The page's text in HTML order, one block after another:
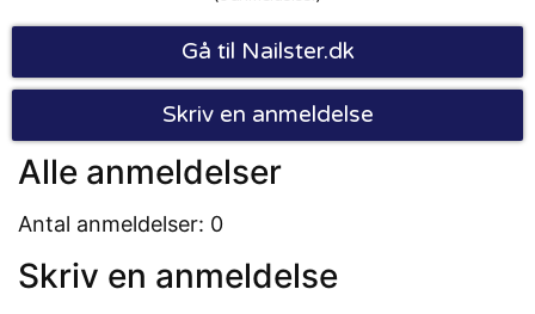
Gå til Nailster.dk
Skriv en anmeldelse
Alle anmeldelser
Antal anmeldelser: 0
Skriv en anmeldelse